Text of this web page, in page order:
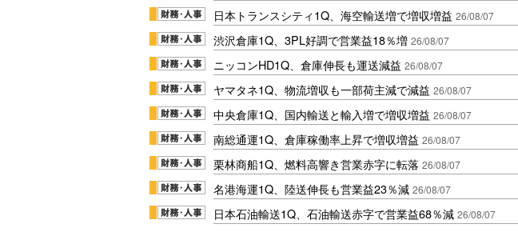
日本トランスシティ1Q、海空輸送増で増収増益 26/08/07
渋沢倉庫1Q、3PL好調で営業益18％増 26/08/07
ニッコンHD1Q、倉庫伸長も運送減益 26/08/07
ヤマタネ1Q、物流増収も一部荷主減で減益 26/08/07
中央倉庫1Q、国内輸送と輸入増で増収増益 26/08/07
南総通運1Q、倉庫稼働率上昇で増収増益 26/08/07
栗林商船1Q、燃料高響き営業赤字に転落 26/08/07
名港海運1Q、陸送伸長も営業益23％減 26/08/07
日本石油輸送1Q、石油輸送赤字で営業益68％減 26/08/07